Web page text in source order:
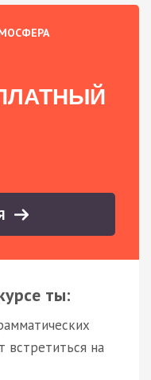
ты:
встретиться на